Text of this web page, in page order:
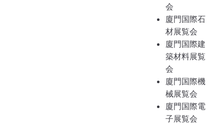
会
廈門国際石
材展覧会
廈門国際建
築材料展覧
会
廈門国際機
械展覧会
廈門国際電
子展覧会